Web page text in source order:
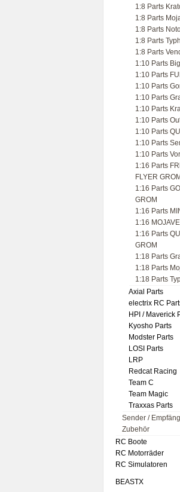
1:8 Parts
1:8 Parts
1:8 Parts
1:8 Parts
1:8 Parts
1:10 Parts
1:10 Parts
1:10 Parts
1:10 Parts
1:10 Parts
1:10 Parts
1:10 Parts
1:10 Parts
1:10 Parts
1:16 Parts
FLYER GROM
1:16 Parts
GROM
1:16 Parts
1:16
1:16 Parts
GROM
1:18 Parts
1:18 Parts
1:18 Parts
Axial Parts
electrix RC
HPI / Maverick
Kyosho Parts
Modster Parts
LOSI Parts
LRP
Redcat Racing
Team C
Team Magic
Traxxas Parts
Sender /
Zubehör
RC Boote
RC Motorräder
RC Simulatoren
BEASTX